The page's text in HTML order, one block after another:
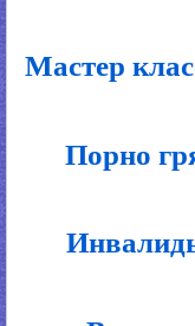
Мастер
Порно